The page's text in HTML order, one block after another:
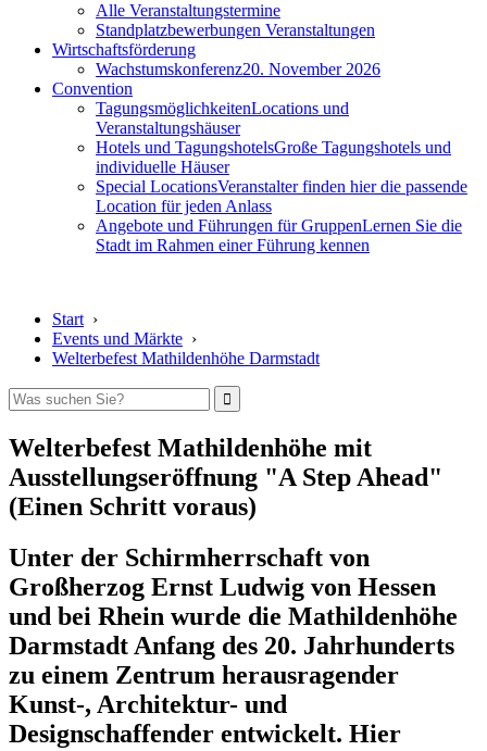
Alle Veranstaltungstermine
Standplatzbewerbungen Veranstaltungen
Wirtschaftsförderung
Wachstumskonferenz20. November 2026
Convention
TagungsmöglichkeitenLocations und
Veranstaltungshäuser
Hotels und TagungshotelsGroße Tagungshotels und
individuelle Häuser
Special LocationsVeranstalter finden hier die passende
Location für jeden Anlass
Angebote und Führungen für GruppenLernen Sie die
Stadt im Rahmen einer Führung kennen
Start ›
Events und Märkte ›
Welterbefest Mathildenhöhe Darmstadt
Welterbefest Mathildenhöhe mit
Ausstellungseröffnung "A Step Ahead"
(Einen Schritt voraus)
Unter der Schirmherrschaft von
Großherzog Ernst Ludwig von Hessen
und bei Rhein wurde die Mathildenhöhe
Darmstadt Anfang des 20. Jahrhunderts
zu einem Zentrum herausragender
Kunst-, Architektur- und
Designschaffender entwickelt. Hier